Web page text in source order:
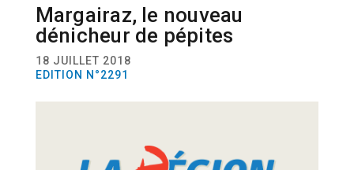
Margairaz, le nouveau
dénicheur de pépites
18 JUILLET 2018
EDITION N°2291